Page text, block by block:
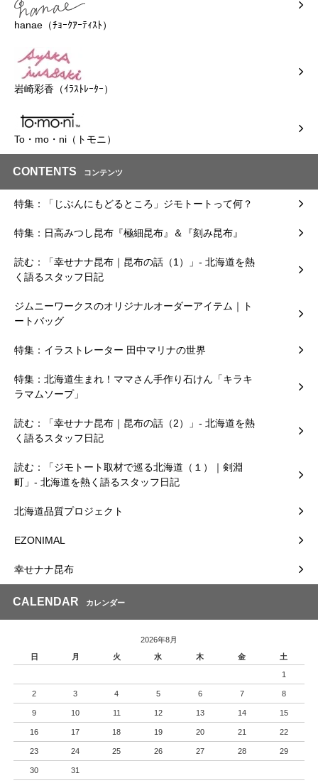
hanae（ﾁｮｰｸｱｰﾃｨｽﾄ）
岩崎彩香（ｲﾗｽﾄﾚｰﾀｰ）
To・mo・ni（トモニ）
CONTENTS コンテンツ
特集：「じぶんにもどるところ」ジモトートって何？
特集：日高みつし昆布『極細昆布』＆『刻み昆布』
読む：「幸せナナ昆布｜昆布の話（1）」- 北海道を熱
く語るスタッフ日記
ジムニーワークスのオリジナルオーダーアイテム｜ト
ートバッグ
特集：イラストレーター 田中マリナの世界
特集：北海道生まれ！ママさん手作り石けん「キラキ
ラマムソープ」
読む：「幸せナナ昆布｜昆布の話（2）」- 北海道を熱
く語るスタッフ日記
読む：「ジモトート取材で巡る北海道（１）｜剣淵
町」- 北海道を熱く語るスタッフ日記
北海道品質プロジェクト
EZONIMAL
幸せナナ昆布
CALENDAR カレンダー
2026年8月
日
月 火 水 木 金 土
1
2 3 4 5 6 7 8
9 10 11 12 13 14 15
16 17 18 19 20 21 22
23 24 25 26 27 28 29
30 31